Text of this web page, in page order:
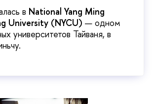
в National Yang Ming
University (NYCU) — одном
университетов Тайваня, в